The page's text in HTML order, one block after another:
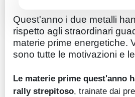
Quest'anno i due metalli
rispetto agli straordinari
materie prime energetiche.
sono tutte le motivazioni e
Le materie prime quest'anno
rally strepitoso, trainate dai